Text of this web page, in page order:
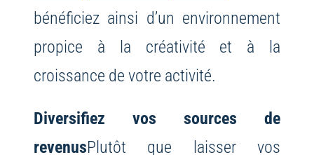
bénéficiez ainsi d’un environnement
propice à la créativité et à la
croissance de votre activité.
Diversifiez vos sources de
revenusPlutôt que laisser vos